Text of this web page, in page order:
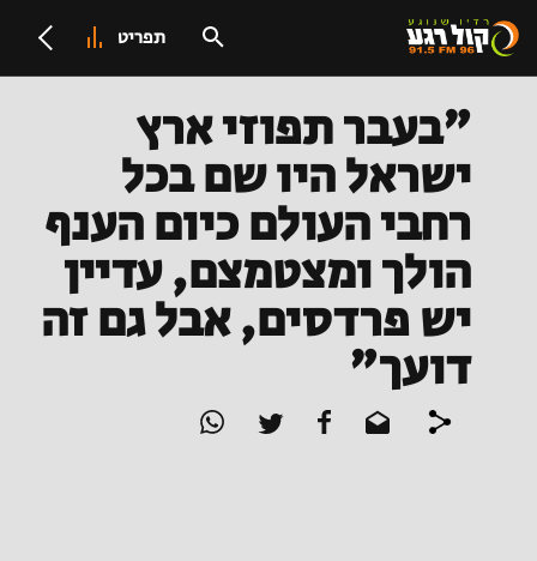
תפריט
"בעבר תפוזי ארץ
ישראל היו שם בכל
רחבי העולם כיום הענף
הולך ומצטמצם, עדיין
יש פרדסים, אבל גם זה
דועך"